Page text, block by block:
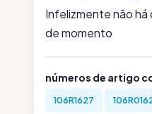
Infelizmente não
de momento
números de artigo
106R1627